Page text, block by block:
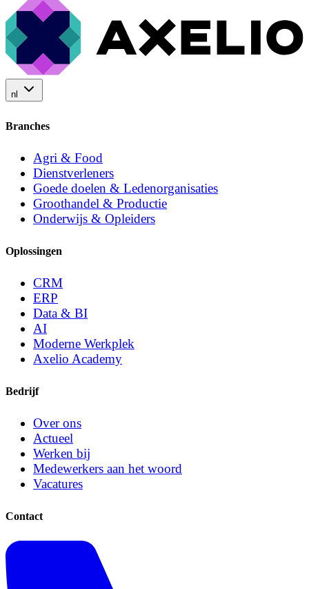
nl
Branches
Agri & Food
Dienstverleners
Goede doelen & Ledenorganisaties
Groothandel & Productie
Onderwijs & Opleiders
Oplossingen
CRM
ERP
Data & BI
AI
Moderne Werkplek
Axelio Academy
Bedrijf
Over ons
Actueel
Werken bij
Medewerkers aan het woord
Vacatures
Contact